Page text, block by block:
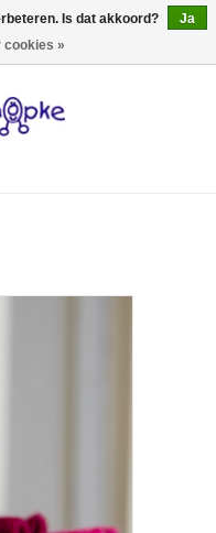
0 Artikelen - €0,00
Is dat akkoord?
Ja
cookies »